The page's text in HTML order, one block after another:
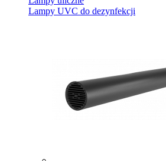
Lampy UVC do dezynfekcji